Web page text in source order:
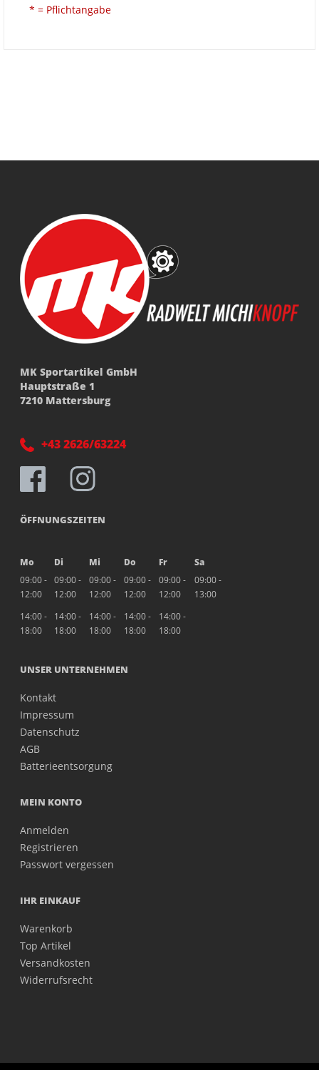
* = Pflichtangabe
MK Sportartikel GmbH
Hauptstraße 1
7210 Mattersburg
+43 2626/63224
ÖFFNUNGSZEITEN
Mo Di Mi Do Fr
Sa
09:00 -
12:00
09:00 -
12:00
09:00 -
12:00
09:00 -
12:00
09:00 -
12:00
09:00 -
13:00
14:00 -
18:00
14:00 -
18:00
14:00 -
18:00
14:00 -
18:00
14:00 -
18:00
UNSER UNTERNEHMEN
Kontakt
Impressum
Datenschutz
AGB
Batterieentsorgung
MEIN KONTO
Anmelden
Registrieren
Passwort vergessen
IHR EINKAUF
Warenkorb
Top Artikel
Versandkosten
Widerrufsrecht